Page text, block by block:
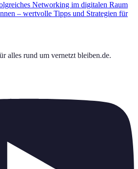
Networking im digitalen Raum
– wertvolle Tipps und Strategien für
alles rund um vernetzt bleiben.de.